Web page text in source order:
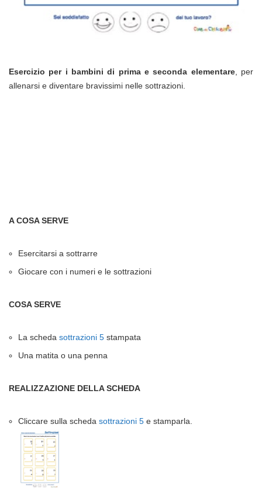
Esercizio per i bambini di prima e seconda elementare, per
allenarsi e diventare bravissimi nelle sottrazioni.
A COSA SERVE
Esercitarsi a sottrarre
Giocare con i numeri e le sottrazioni
COSA SERVE
La scheda sottrazioni 5 stampata
Una matita o una penna
REALIZZAZIONE DELLA SCHEDA
Cliccare sulla scheda sottrazioni 5 e stamparla.